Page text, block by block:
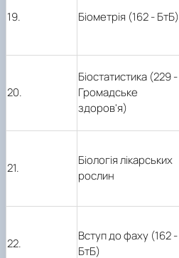
19. Біометрія (162 - БтБ)
20.
Біостатистика (229 -
Громадське
здоров'я)
21.
Біологія лікарських
рослин
22.
Вступ до фаху (162 -
БтБ)